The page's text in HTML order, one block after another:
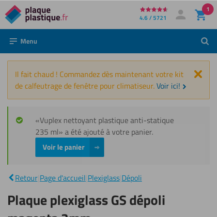
Directement
au
contenu
4.6 / 5721 Mon compte
Se connecter
1
Menu
Il fait chaud ! Commandez dès maintenant votre kit
de calfeutrage de fenêtre pour climatiseur.Voir ici!
«Vuplex nettoyant plastique anti-statique
235 ml» a été ajouté à votre panier.
Voir le panier
Retour Page d'accueil Plexiglass Dépoli
Plaque
GS dépoli
magenta
3mm
Plaque plexiglass GS dépoli